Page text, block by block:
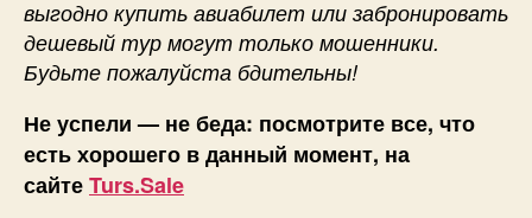
выгодно купить авиабилет или забронировать
дешевый тур могут только мошенники.
Будьте пожалуйста бдительны!
Не успели — не беда: посмотрите все, что
есть хорошего в данный момент, на
сайтеTurs.Sale